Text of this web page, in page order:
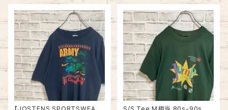
ジ 星条旗 シングルステッチ アメ
リカ USA 古着
トリート JAZZ 楽器 アルコール
ヴィンテージ シングルステッチ
アメリカ USA レトロ 古着